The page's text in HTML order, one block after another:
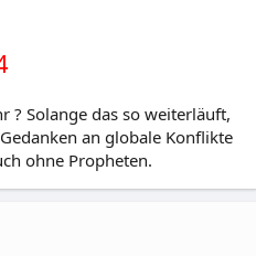
? Solange das so weiterläuft,
an globale Konflikte
ohne Propheten.